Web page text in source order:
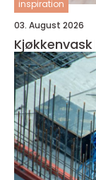
inspiration
03. August 2026